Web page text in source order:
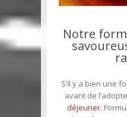
Notre
S’il y a bien une
avant de
déjeuner.